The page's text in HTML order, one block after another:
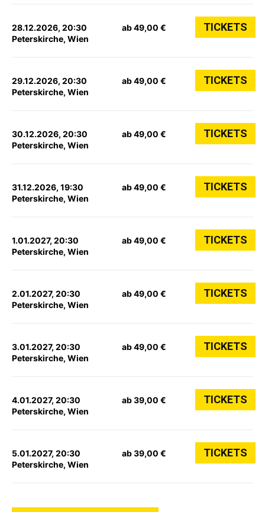
28.12.2026, 20:30
Peterskirche, Wien
ab 49,00 € TICKETS
29.12.2026, 20:30
Peterskirche, Wien
ab 49,00 € TICKETS
30.12.2026, 20:30
Peterskirche, Wien
ab 49,00 € TICKETS
31.12.2026, 19:30
Peterskirche, Wien
ab 49,00 € TICKETS
1.01.2027, 20:30
Peterskirche, Wien
ab 49,00 € TICKETS
2.01.2027, 20:30
Peterskirche, Wien
ab 49,00 € TICKETS
3.01.2027, 20:30
Peterskirche, Wien
ab 49,00 € TICKETS
4.01.2027, 20:30
Peterskirche, Wien
ab 39,00 € TICKETS
5.01.2027, 20:30
Peterskirche, Wien
ab 39,00 € TICKETS